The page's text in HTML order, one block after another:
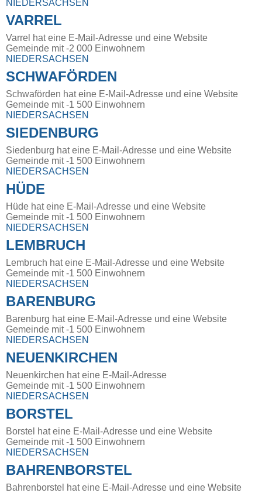
NIEDERSACHSEN
VARREL
Varrel hat eine E-Mail-Adresse und eine Website
Gemeinde mit -2 000 Einwohnern
NIEDERSACHSEN
SCHWAFÖRDEN
Schwaförden hat eine E-Mail-Adresse und eine Website
Gemeinde mit -1 500 Einwohnern
NIEDERSACHSEN
SIEDENBURG
Siedenburg hat eine E-Mail-Adresse und eine Website
Gemeinde mit -1 500 Einwohnern
NIEDERSACHSEN
HÜDE
Hüde hat eine E-Mail-Adresse und eine Website
Gemeinde mit -1 500 Einwohnern
NIEDERSACHSEN
LEMBRUCH
Lembruch hat eine E-Mail-Adresse und eine Website
Gemeinde mit -1 500 Einwohnern
NIEDERSACHSEN
BARENBURG
Barenburg hat eine E-Mail-Adresse und eine Website
Gemeinde mit -1 500 Einwohnern
NIEDERSACHSEN
NEUENKIRCHEN
Neuenkirchen hat eine E-Mail-Adresse
Gemeinde mit -1 500 Einwohnern
NIEDERSACHSEN
BORSTEL
Borstel hat eine E-Mail-Adresse und eine Website
Gemeinde mit -1 500 Einwohnern
NIEDERSACHSEN
BAHRENBORSTEL
Bahrenborstel hat eine E-Mail-Adresse und eine Website